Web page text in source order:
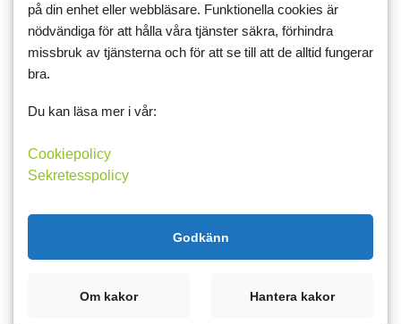
Läs mer Kommentera
6 februari 2017 07:33
Tillbaks hemma nu efter två veckor. Lyckades inte fasta men äta
resultat men i alla fall på rätt håll. Nu gäller det att försöka fasta
två dagar denna vecka blir inte lätt men...
Kommentera
på din enhet eller webbläsare. Funktionella cookies är
nödvändiga för att hålla våra tjänster säkra, förhindra
missbruk av tjänsterna och för att se till att de alltid fungerar
bra.
Du kan läsa mer i vår:
Cookiepolicy
Sekretesspolicy
Godkänn
Om kakor Hantera kakor